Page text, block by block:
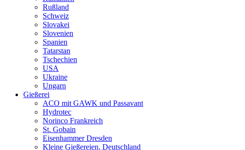
Rußland
Schweiz
Slovakei
Slovenien
Spanien
Tatarstan
Tschechien
USA
Ukraine
Ungarn
Gießerei
ACO mit GAWK und Passavant
Hydrotec
Norinco Frankreich
St. Gobain
Eisenhammer Dresden
Kleine Gießereien, Deutschland